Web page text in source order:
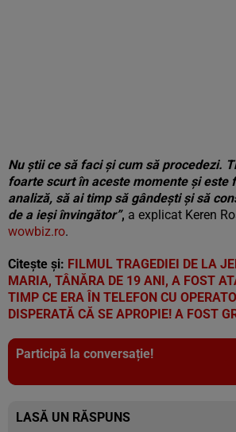
Nu știi ce să faci și cum să procedezi.
foarte scurt în aceste momente și este
analiză, să ai timp să gândești și să
de a ieși învingător”, a explicat Keren
wowbiz.ro.
Citește și: FILMUL TRAGEDIEI DE LA
MARIA, TÂNĂRA DE 19 ANI, A FOST
TIMP CE ERA ÎN TELEFON CU
DISPERATĂ CĂ SE APROPIE! A FOST
Participă la conversație!
LASĂ UN RĂSPUNS